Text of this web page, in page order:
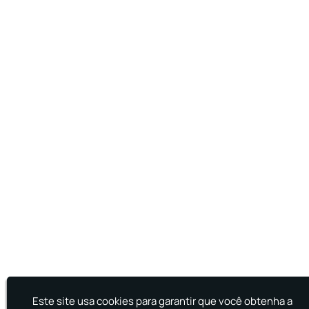
Este site usa cookies para garantir que você obtenha a